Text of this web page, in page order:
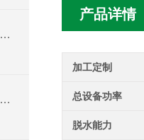
产品详情
加工定制
总设备功率
脱水能力
餐厨垃圾破碎压榨机——提升餐厨垃圾处理效率
餐厨垃圾破碎压榨机：绿色生活的新篇章